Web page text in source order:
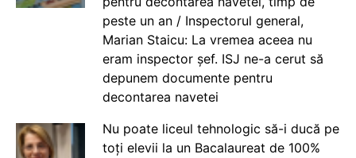
peste un an / Inspectorul general,
Marian Staicu: La vremea aceea nu
eram inspector șef. ISJ ne-a cerut să
depunem documente pentru
decontarea navetei
Nu poate liceul tehnologic să-i ducă pe
toți elevii la un Bacalaureat de 100%